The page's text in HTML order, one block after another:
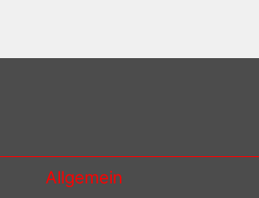
Allgemein